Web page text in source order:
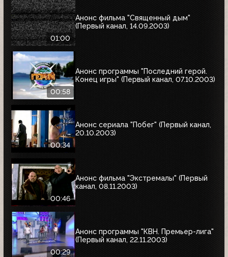
01:00
Анонс фильма "Священный дым"
(Первый канал, 14.09.2003)
00:58
Анонс программы "Последний герой.
Конец игры" (Первый канал, 07.10.2003)
00:34
Анонс сериала "Побег" (Первый канал,
20.10.2003)
00:46
Анонс фильма "Экстремалы" (Первый
канал, 08.11.2003)
00:29
Анонс программы "КВН. Премьер-лига"
(Первый канал, 22.11.2003)